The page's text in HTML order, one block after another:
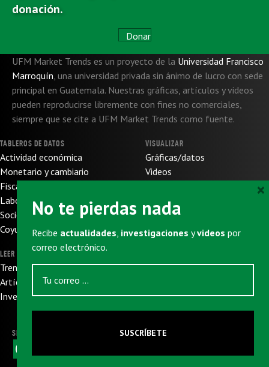
donación.
Donar
UFM Market Trends es un proyecto de la Universidad Francisco
Marroquín, una universidad privada sin ánimo de lucro con sede
principal en Guatemala. Nuestras gráficas, artículos y videos
pueden reproducirse libremente con fines no comerciales,
siempre que se cite a UFM Market Trends como fuente.
TABLEROS DE DATOS
Actividad económica
Monetario y cambiario
Fiscal y de presupuesto
Laboral
Socioeconómico
Coyuntura internacional
LEER
Trends
Artículos
Investigaciones
VISUALIZAR
Gráficas/datos
Videos
Sobre nosotros
Donaciones
SUSCRIBIRSE
SIGUENOS
a
h
i
e
m
No te pierdas nada
Recibe actualidades, investigaciones yvideos por
correo electrónico.
SUSCRÍBETE
×